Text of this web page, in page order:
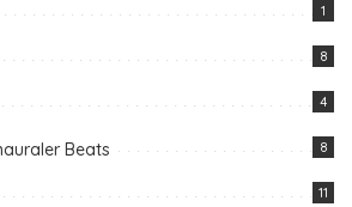
1
8
4
Beats 8
11